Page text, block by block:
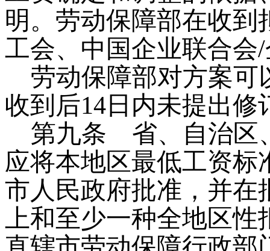
明。劳动保障部在收到
工会、中国企业联合会/
劳动保障部对方案可
收到后14日内未提出
第九条 省、自治区
应将本地区最低工资
市人民政府批准，并在
上和至少一种全地区